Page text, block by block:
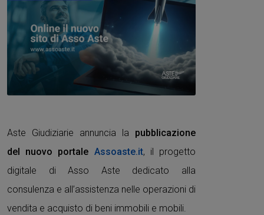
Aste Giudiziarie annuncia la pubblicazione
del nuovo portale Assoaste.it, il progetto
digitale di Asso Aste dedicato alla
consulenza e all’assistenza nelle operazioni di
vendita e acquisto di beni immobili e mobili.